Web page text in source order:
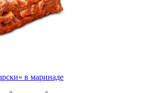
в маринаде